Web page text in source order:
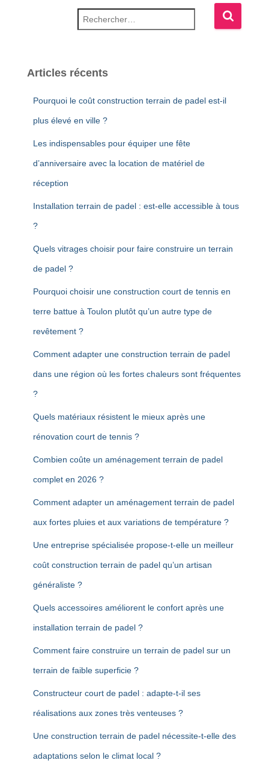
Articles récents
Pourquoi le coût construction terrain de padel est-il
plus élevé en ville ?
Les indispensables pour équiper une fête
d’anniversaire avec la location de matériel de
réception
Installation terrain de padel : est-elle accessible à tous
?
Quels vitrages choisir pour faire construire un terrain
de padel ?
Pourquoi choisir une construction court de tennis en
terre battue à Toulon plutôt qu’un autre type de
revêtement ?
Comment adapter une construction terrain de padel
dans une région où les fortes chaleurs sont fréquentes
?
Quels matériaux résistent le mieux après une
rénovation court de tennis ?
Combien coûte un aménagement terrain de padel
complet en 2026 ?
Comment adapter un aménagement terrain de padel
aux fortes pluies et aux variations de température ?
Une entreprise spécialisée propose-t-elle un meilleur
coût construction terrain de padel qu’un artisan
généraliste ?
Quels accessoires améliorent le confort après une
installation terrain de padel ?
Comment faire construire un terrain de padel sur un
terrain de faible superficie ?
Constructeur court de padel : adapte-t-il ses
réalisations aux zones très venteuses ?
Une construction terrain de padel nécessite-t-elle des
adaptations selon le climat local ?